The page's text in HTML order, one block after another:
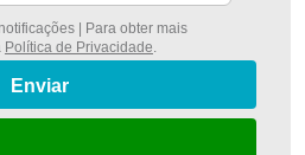
| Para obter mais
Política de Privacidade.
Enviar